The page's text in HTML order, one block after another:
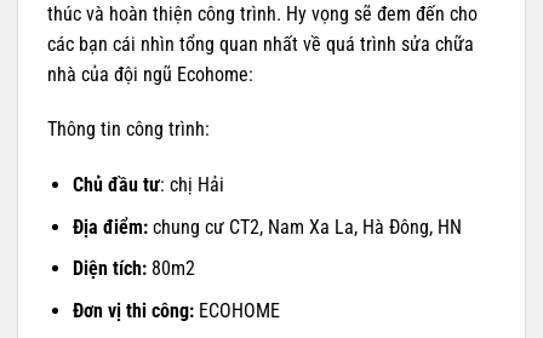
thúc và hoàn thiện công trình. Hy vọng sẽ đem đến cho
các bạn cái nhìn tổng quan nhất về quá trình sửa chữa
nhà của đội ngũ Ecohome:
Thông tin công trình:
Chủ đầu tư: chị Hải
Địa điểm:chung cư CT2, Nam Xa La, Hà Đông, HN
Diện tích:80m2
Đơn vị thi công:ECOHOME